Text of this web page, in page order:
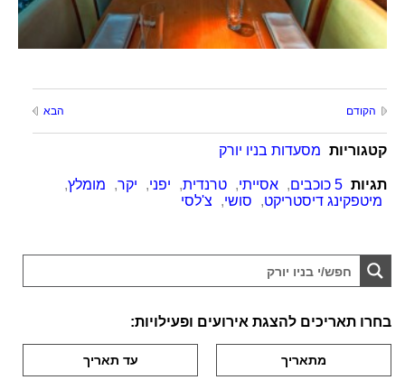
הקודם הבא
קטגוריות מסעדות בניו יורק
תגיות 5 כוכבים , אסייתי, טרנדית, יפני, יקר, מומלץ,
מיטפקינג דיסטריקט, סושי, צ'לסי
בחרו תאריכים להצגת אירועים ופעילויות: